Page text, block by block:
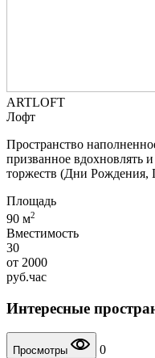
ARTLOFT
Лофт
Пространство
призванное вдохновлять
торжеств (Дни Рождения,
Площадь
90 м2
Вместимость
30
от 2000
руб.час
Интересные
Просмотры
0